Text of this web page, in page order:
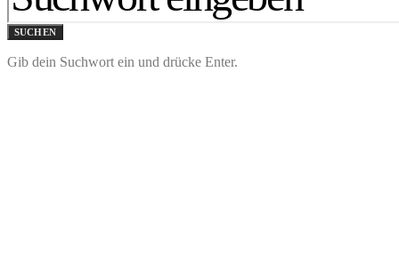
SUCHEN
Gib dein Suchwort ein und drücke Enter.